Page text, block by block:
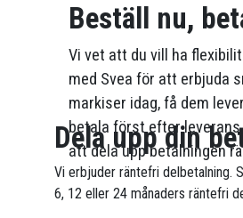
Beställ nu,
Vi vet att du vill ha
med Svea för att erbjuda
markiser idag, få dem
betala först efter leverans
att dela upp betalningen
Dela upp din
Vi erbjuder räntefri delbetalning.
6, 12 eller 24 månaders räntefri